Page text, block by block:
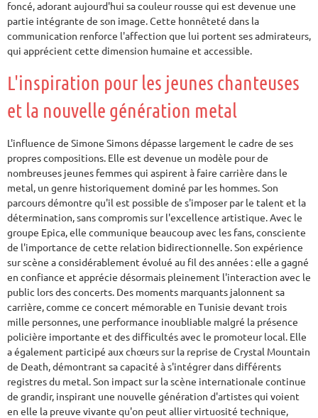
foncé, adorant aujourd'hui sa couleur rousse qui est devenue une
partie intégrante de son image. Cette honnêteté dans la
communication renforce l'affection que lui portent ses admirateurs,
qui apprécient cette dimension humaine et accessible.
L'inspiration pour les jeunes chanteuses
et la nouvelle génération metal
L'influence de Simone Simons dépasse largement le cadre de ses
propres compositions. Elle est devenue un modèle pour de
nombreuses jeunes femmes qui aspirent à faire carrière dans le
metal, un genre historiquement dominé par les hommes. Son
parcours démontre qu'il est possible de s'imposer par le talent et la
détermination, sans compromis sur l'excellence artistique. Avec le
groupe Epica, elle communique beaucoup avec les fans, consciente
de l'importance de cette relation bidirectionnelle. Son expérience
sur scène a considérablement évolué au fil des années : elle a gagné
en confiance et apprécie désormais pleinement l'interaction avec le
public lors des concerts. Des moments marquants jalonnent sa
carrière, comme ce concert mémorable en Tunisie devant trois
mille personnes, une performance inoubliable malgré la présence
policière importante et des difficultés avec le promoteur local. Elle
a également participé aux chœurs sur la reprise de Crystal Mountain
de Death, démontrant sa capacité à s'intégrer dans différents
registres du metal. Son impact sur la scène internationale continue
de grandir, inspirant une nouvelle génération d'artistes qui voient
en elle la preuve vivante qu'on peut allier virtuosité technique,